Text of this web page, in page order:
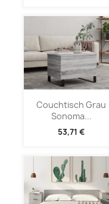
Couchtisch Grau
Sonoma...
53,71 €